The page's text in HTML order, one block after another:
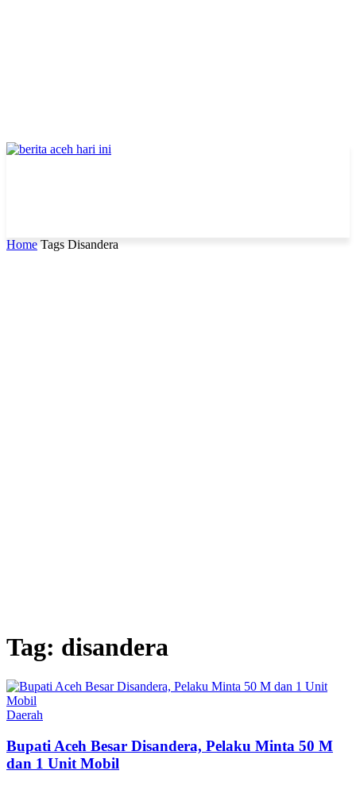
Home Tags Disandera
Tag: disandera
Daerah
Bupati Aceh Besar Disandera, Pelaku Minta 50 M
dan 1 Unit Mobil